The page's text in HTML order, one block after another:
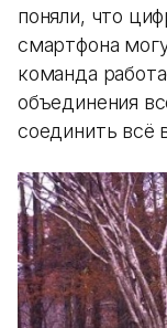
поняли, что
смартфона
команда
объединения
соединить всё